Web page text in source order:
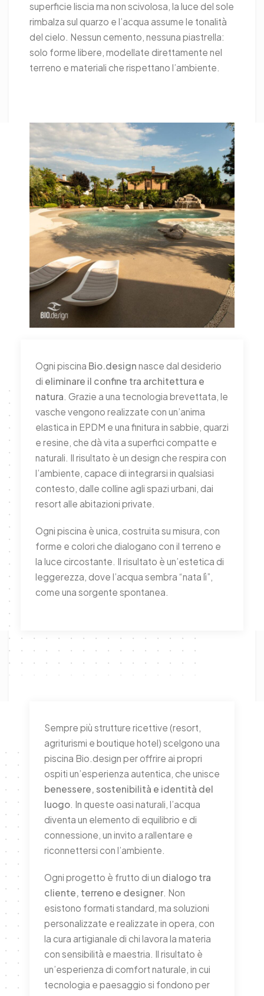
superficie liscia ma non scivolosa, la luce del sole
rimbalza sul quarzo e l’acqua assume le tonalità
del cielo. Nessun cemento, nessuna piastrella:
solo forme libere, modellate direttamente nel
terreno e materiali che rispettano l’ambiente.
Ogni piscina Bio.design nasce dal desiderio
di eliminare il confine tra architettura e
natura. Grazie a una tecnologia brevettata, le
vasche vengono realizzate con un’anima
elastica in EPDM e una finitura in sabbie, quarzi
e resine, che dà vita a superfici compatte e
naturali. Il risultato è un design che respira con
l’ambiente, capace di integrarsi in qualsiasi
contesto, dalle colline agli spazi urbani, dai
resort alle abitazioni private.
Ogni piscina è unica, costruita su misura, con
forme e colori che dialogano con il terreno e
la luce circostante. Il risultato è un’estetica di
leggerezza, dove l’acqua sembra “nata lì”,
come una sorgente spontanea.
Sempre più strutture ricettive (resort,
agriturismi e boutique hotel) scelgono una
piscina Bio.design per offrire ai propri
ospiti un’esperienza autentica, che unisce
benessere, sostenibilità e identità del
luogo. In queste oasi naturali, l’acqua
diventa un elemento di equilibrio e di
connessione, un invito a rallentare e
riconnettersi con l’ambiente.
Ogni progetto è frutto di un dialogo tra
cliente, terreno e designer. Non
esistono formati standard, ma soluzioni
personalizzate e realizzate in opera, con
la cura artigianale di chi lavora la materia
con sensibilità e maestria. Il risultato è
un’esperienza di comfort naturale, in cui
tecnologia e paesaggio si fondono per